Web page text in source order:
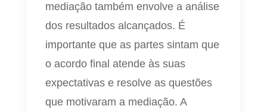
mediação também envolve a análise
dos resultados alcançados. É
importante que as partes sintam que
o acordo final atende às suas
expectativas e resolve as questões
que motivaram a mediação. A